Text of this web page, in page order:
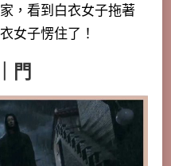
，看到白衣女子拖著
女子愣住了！
門